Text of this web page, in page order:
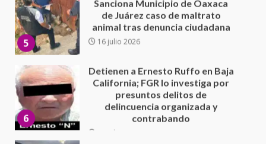
5
animal tras denuncia ciudadana
16 julio 2026
6
presuntos delitos de
delincuencia organizada y
contrabando
16 julio 2026